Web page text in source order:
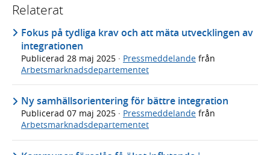
Relaterat
Fokus på tydliga krav och att mäta utvecklingen av
integrationen
Publicerad 28 maj 2025 · Pressmeddelande från
Arbetsmarknadsdepartementet
Ny samhällsorientering för bättre integration
Publicerad 07 maj 2025 · Pressmeddelande från
Arbetsmarknadsdepartementet